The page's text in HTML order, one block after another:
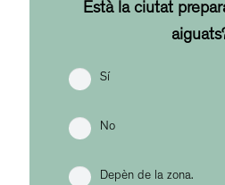
Està la ciutat
Sí
No
Depèn de la zona.